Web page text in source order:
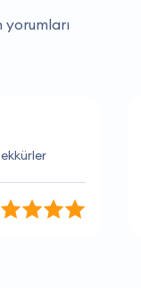
oldular.